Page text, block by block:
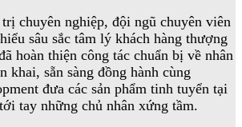
chuyên nghiệp, đội ngũ chuyên viên
sâu sắc tâm lý khách hàng thượng
hoàn thiện công tác chuẩn bị về nhân
khai, sẵn sàng đồng hành cùng
đưa các sản phẩm tinh tuyển tại
tay những chủ nhân xứng tầm.